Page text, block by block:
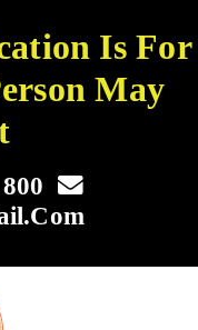
Is For
May
800